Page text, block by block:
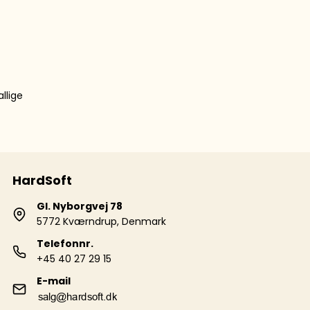
HardSoft
Gl. Nyborgvej 78
5772 Kværndrup, Denmark
Telefonnr.
+45 40 27 29 15
E-mail